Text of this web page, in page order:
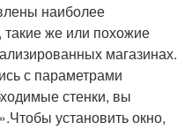
наиболее
же или похожие
магазинах.
с параметрами
стенки, вы
установить окно,